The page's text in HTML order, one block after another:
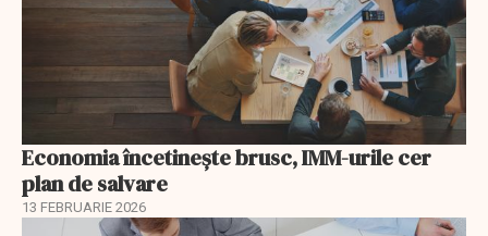
Economia încetinește brusc, IMM-urile cer
plan de salvare
13 FEBRUARIE 2026